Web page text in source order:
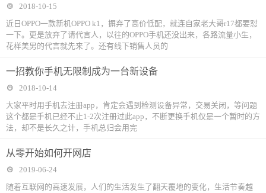
2018-10-15
近日OPPO一款新机OPPO k1，摒弃了高价低配，就连自家老大哥r17都要怼
一下。更是放弃了请代言人，以往的OPPO手机还没出来，各路流量小生，
花样美男的代言就先来了。还有线下销售人员的
一招教你手机无限制成为一台新设备
2018-10-14
大家平时用手机去注册app，肯定会遇到检测设备异常，交易关闭，等问题
这个都是手机已经不止1-2次注册过此app，不断更换手机仅是一个暂时的方
法，却不是长久之计，手机总归会用完
从零开始如何开网店
2019-06-24
随着互联网的高速发展，人们的生活发生了翻天覆地的变化，生活节奏越